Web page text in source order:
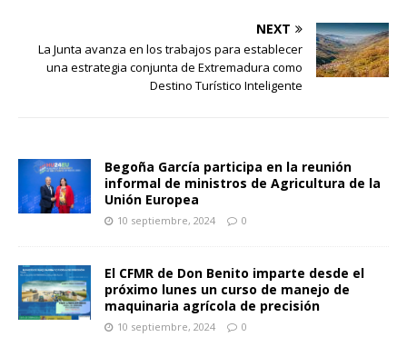
NEXT
La Junta avanza en los trabajos para establecer
una estrategia conjunta de Extremadura como
Destino Turístico Inteligente
Begoña García participa en la reunión
informal de ministros de Agricultura de la
Unión Europea
10 septiembre, 2024 0
El CFMR de Don Benito imparte desde el
próximo lunes un curso de manejo de
maquinaria agrícola de precisión
10 septiembre, 2024 0